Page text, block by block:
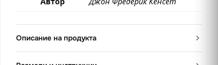
Описание на продукта